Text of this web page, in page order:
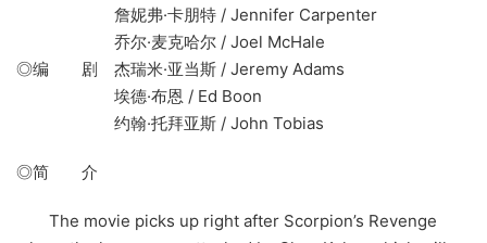
詹妮弗·卡朋特 / Jennifer Carpenter
乔尔·麦克哈尔 / Joel McHale
◎编 剧 杰瑞米·亚当斯 / Jeremy Adams
埃德·布恩 / Ed Boon
约翰·托拜亚斯 / John Tobias
◎简 介
The movie picks up right after Scorpion’s Revenge